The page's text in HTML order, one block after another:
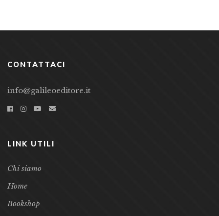
CONTATTACI
info@galileoeditore.it
LINK UTILI
Chi siamo
Home
Bookshop